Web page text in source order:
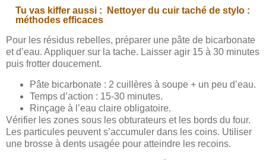
Tu vas kiffer aussi :
Nettoyer du cuir taché de stylo :
méthodes efficaces
Pour les résidus rebelles, préparer une pâte de bicarbonate
et d’eau. Appliquer sur la tache. Laisser agir 15 à 30 minutes
puis frotter doucement.
Pâte bicarbonate : 2 cuillères à soupe + un peu d’eau.
Temps d’action : 15-30 minutes.
Rinçage à l’eau claire obligatoire.
Vérifier les zones sous les obturateurs et les bords du four.
Les particules peuvent s’accumuler dans les coins. Utiliser
une brosse à dents usagée pour atteindre les recoins.